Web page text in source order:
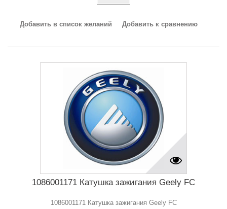
Добавить в список желаний Добавить к сравнению
1086001171 Катушка зажигания Geely FC
1086001171 Катушка зажигания Geely FC